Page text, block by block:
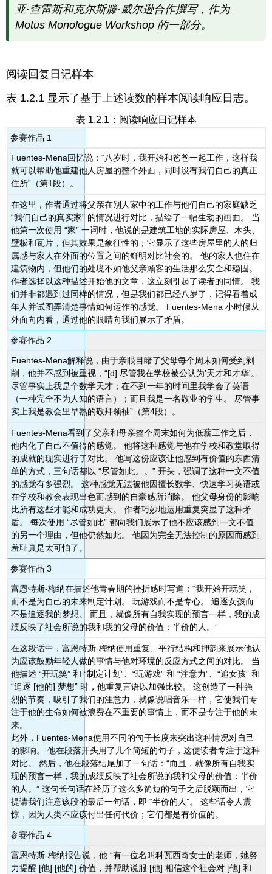
亚·查雷斯和克尔斯滕·威尔逊合作撰写，作为
Motus Monologue Workshop 的一部分。
阅读回复日记样本
表 1.2.1 显示了基于上述读数的样本阅读响应日志。
表 1.2.1：阅读响应日记样本
参赛作品 1
Fuentes-Mena回忆说：“八岁时，我开始和爸爸一起工作，这样我
就可以帮助他重建他人房屋的整个外面，同时没有我们自己的真正
住所”（第1段）。
在这里，作者通过将父亲在别人家中的工作与他们自己的家庭缺乏
“我们自己的真实家” 的情况进行对比，描绘了一幅生动的画面。 当
他第一次使用 “家” 一词时，他说的是建筑工地的实际房屋、木头、
壁板和瓦片，但其效果是象征性的；它显示了这些房屋里的人的归
属感与家人在外面的位置之间的鲜明对比社会的。 他的家人也住在
建筑物内，但他们的处境不如他父亲顾客的生活那么安全和稳固。
作者选择以这种描述开始他的文章，这立刻引起了读者的同情。 我
们并非都遇到过同样的情况，但是我们都已经八岁了，记得看着成
年人并试图弄清楚事情如何运作的感觉。 Fuentes-Mena 小时候从
外面向内看，通过他的眼睛向我们展示了矛盾。
参赛作品 2
Fuentes-Mena解释说，由于亲眼目睹了父母每个周末如何受到剥
削 ，他并不感到被重视，“[d] 尽管我在学校被公认为'天才和才华'。
尽管事实上我是个数学天才；在不到一年的时间里我学会了英语
（一种完全不为人知的语言）；而且我是一名敬业的学生。 尽管事
实上我是教会里早熟的敬拜领袖”（第4段）。
Fuentes-Mena看到了父亲和母亲整个周末如何为低薪工作之后，
他内化了自己不值得的感觉。 他将这种感觉与他在学校和教堂取得
的成就的现实进行了对比。 他写这份应该让他感到有价值的东西清
单的方式，三句话都以 “尽管如此。。” 开头，强调了这种一文不值
的感觉有多强烈。 这种感觉无法被他因擅长数学、快速学习英语或
在学校和教会表现出色而感到的自豪感所消除。 他父母身份的影响
比所有这些才能和成功更大。 作者巧妙地运用重复突显了这种矛
盾。 每次使用 “尽管如此” 都向我们展示了他不应该感到一文不值
的另一个理由，但他仍然如此。 他因为完全无法控制的原因而感到
羞耻真是太可怕了。
参赛作品 3
富恩特斯-梅纳在描述他青春期的挫折感时写道：“我开始开玩笑，
而不是为自己的未来制定计划。 玩游戏而不是专心。 追逐女孩而
不是追逐我的梦想。 而且，就像所有自我实现的预言一样，我的成
绩反映了社会所说的我和我的父母的价值：半价的人。”
在这段话中，富恩特斯-梅纳使用重复、平行结构和押韵来展示他认
为应该鼓励年轻人做的事情与他对环境的反应方式之间的对比。 当
他描述 “开玩笑” 和 “制定计划”、“玩游戏” 和 “注意力”、“追女孩” 和
“追逐 [他的] 梦想” 时，他重复言语以加强比较。 这创造了一种强
烈的节奏，吸引了我们的注意力，就像说唱音乐一样，它使我们专
注于他的生命如何被浪费在不重要的事情上，而不是专注于他的未
来。
此外，Fuentes-Mena使用不同的句子长度来突出这种情况对自己
的影响。 他在段落开头用了几个简短的句子，这使读者专注于这种
对比。 然后，他在段落结尾加了一句话：“而且，就像所有自我实
现的预言一样，我的成绩反映了社会所说的我和父母的价值：半价
的人。” 这句长句话在经历了这么多简短的句子之后脱颖而出，它
提请我们注意该段的最后一句话，即 “半价的人”。 这些话令人震
惊，因为人类不应该付出任何代价；它们都是有价值的。
参赛作品 4
富恩特斯-梅纳报告说，他 “有一位名叫科瓦西奇女士的老师，她努
力提醒 [他] [他的] 价值，并帮助说服 [他] 相信这个社会对 [他] 和